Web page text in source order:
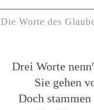
Die Worte des
Drei Worte
Sie gehen
Doch